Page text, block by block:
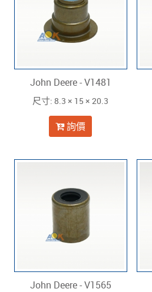
John Deere - V1481
尺寸: 8.3 × 15 × 20.3
詢價
John Deere - V1565